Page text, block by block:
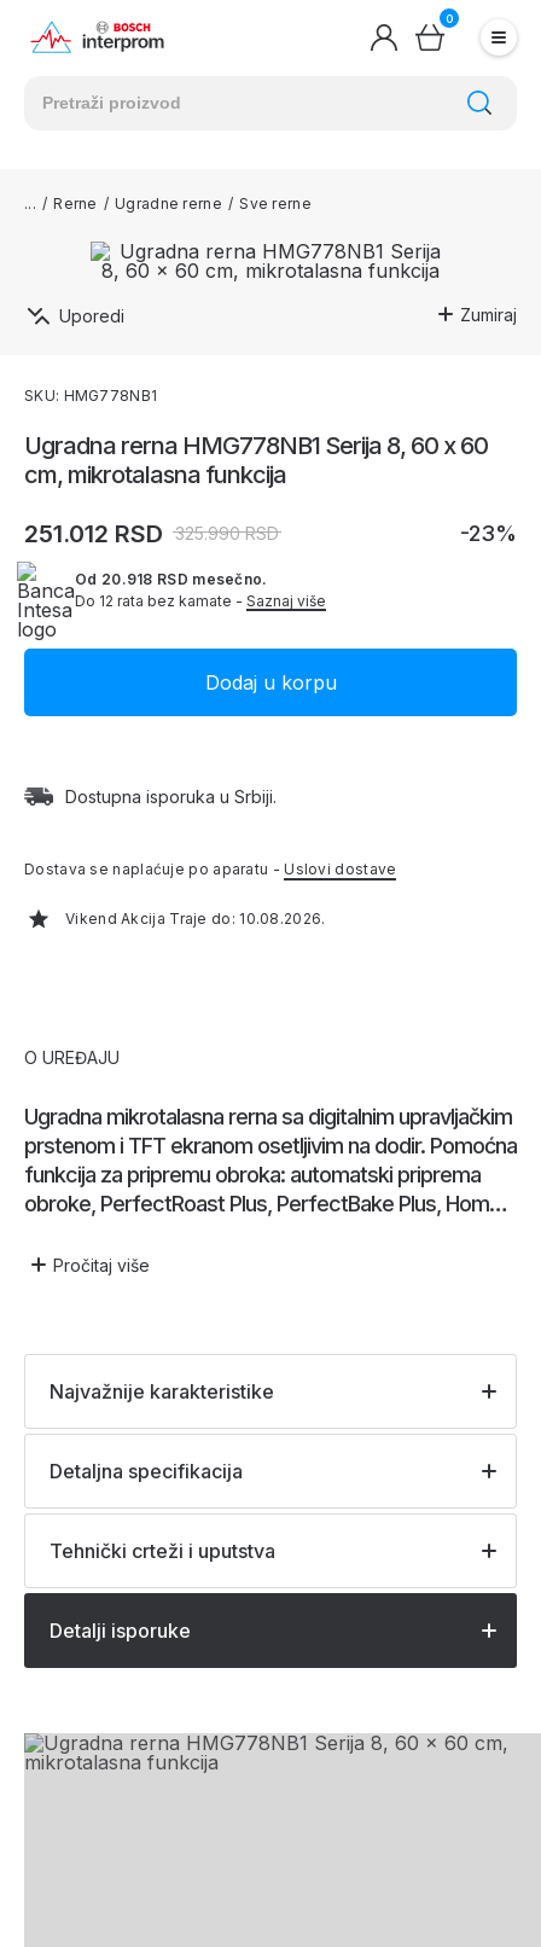
0
Zumiraj
Uporedi
/ Rerne / Ugradne rerne / Sve rerne
Ugradna rerna HMG778NB1 Serija 8, 60 x 60
cm, mikrotalasna funkcija
251.012 RSD 325.990 RSD -23%
Od 20.918 RSD mesečno.
Do 12 rata bez kamate - Saznaj više
Dostupna isporuka u Srbiji.
Dostava se naplaćuje po aparatu -Uslovi dostave
Vikend Akcija Traje do: 10.08.2026.
SKU: HMG778NB1
O UREĐAJU
Ugradna mikrotalasna rerna sa digitalnim upravljačkim
prstenom i TFT ekranom osetljivim na dodir. Pomoćna
funkcija za pripremu obroka: automatski priprema
obroke, PerfectRoast Plus, PerfectBake Plus, Home
Pročitaj više
Najvažnije karakteristike
Detaljna specifikacija
Tehnički crteži i uputstva
Detalji isporuke